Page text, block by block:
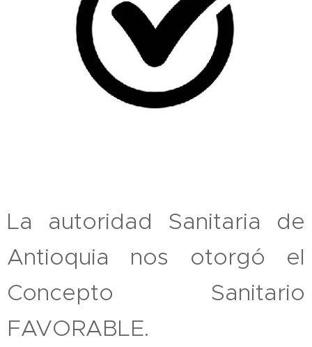
La autoridad Sanitaria de
Antioquia nos otorgó el
Concepto Sanitario
FAVORABLE.